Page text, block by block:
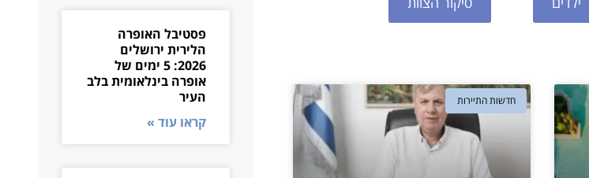
חדשות התיירות
פסטיבל האופרה
הלירית ירושלים
2026: 5 ימים של
אופרה בינלאומית בלב
העיר
קראו עוד »